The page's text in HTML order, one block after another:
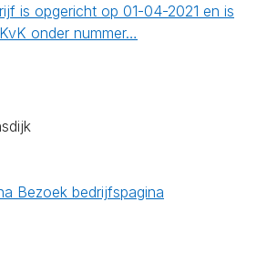
is opgericht op 01-04-2021 en is
onder nummer…
Bezoek bedrijfspagina